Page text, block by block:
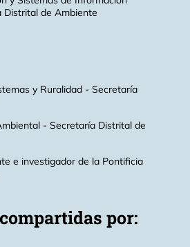
de Ambiente
y Ruralidad - Secretaría
- Secretaría Distrital de
e investigador de la Pontificia
por: